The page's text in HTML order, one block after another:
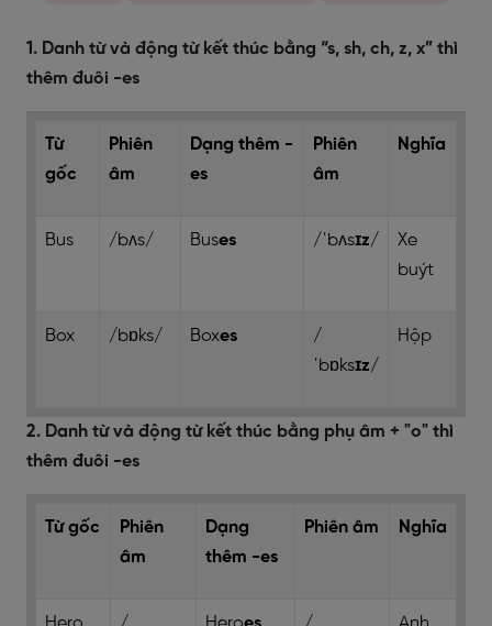
1. Danh từ và động từ kết thúc bằng “s, sh, ch, z, x” thì
thêm đuôi -es
Từ
gốc
Phiên
âm
Dạng thêm -
es
Phiên
âm
Nghĩa
Bus /bʌs/ Buses /ˈbʌsɪz/
Xe
buýt
Box /bɒks/ Boxes
/
ˈbɒksɪz/
Hộp
2. Danh từ và động từ kết thúc bằng phụ âm + "o" thì
thêm đuôi -es
Từ gốc
Phiên
âm
Dạng
thêm -es
Phiên âm Nghĩa